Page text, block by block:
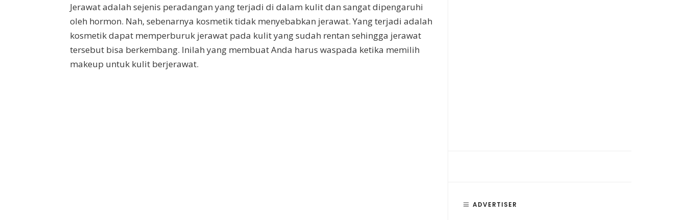
Jerawat adalah sejenis peradangan yang terjadi di dalam kulit dan sangat dipengaruhi
oleh hormon. Nah, sebenarnya kosmetik tidak menyebabkan jerawat. Yang terjadi adalah
kosmetik dapat memperburuk jerawat pada kulit yang sudah rentan sehingga jerawat
tersebut bisa berkembang. Inilah yang membuat Anda harus waspada ketika memilih
makeup untuk kulit berjerawat.
ADVERTISER